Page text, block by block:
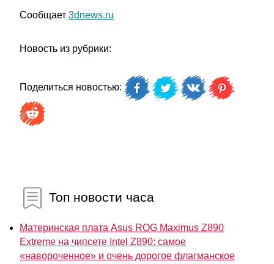
Сообщает 3dnews.ru
Новость из рубрики:
Поделиться новостью:
Топ новости часа
Материнская плата Asus ROG Maximus Z890
Extreme на чипсете Intel Z890: самое
«навороченное» и очень дорогое флагманское